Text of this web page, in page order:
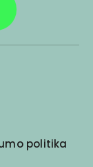
politika